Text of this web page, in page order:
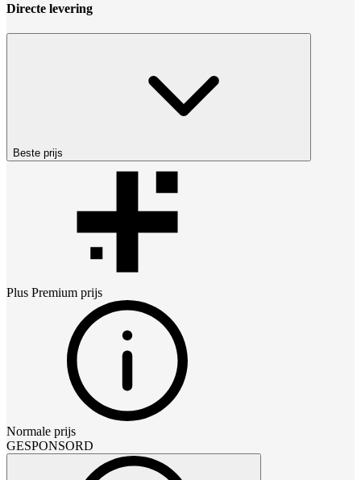
Directe levering
Beste prijs
Plus Premium prijs
Normale prijs
GESPONSORD